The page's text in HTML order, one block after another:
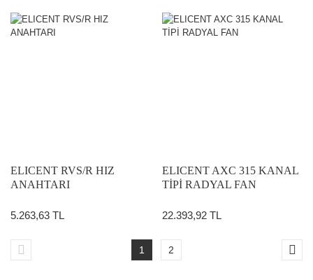
ELICENT RVS/R HIZ
ANAHTARI
5.263,63 TL
ELICENT AXC 315 KANAL
TİPİ RADYAL FAN
22.393,92 TL
1 2